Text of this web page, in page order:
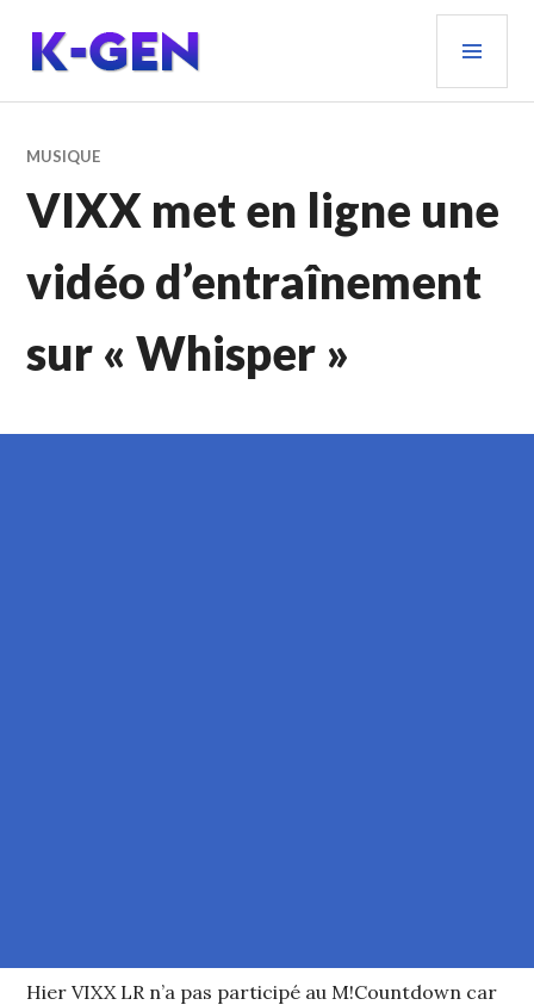
contenu
principal
K-GEN
MUSIQUE
VIXX met en ligne une
vidéo d’entraînement
sur « Whisper »
Hier VIXX LR n’a pas participé au M!Countdown car